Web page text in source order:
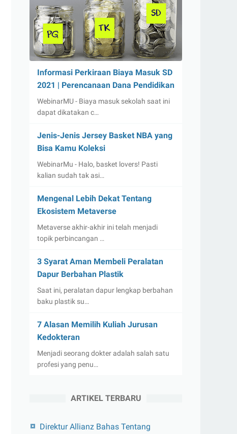
Informasi Perkiraan Biaya Masuk SD
2021 | Perencanaan Dana Pendidikan
WebinarMU - Biaya masuk sekolah saat ini
dapat dikatakan c…
Jenis-Jenis Jersey Basket NBA yang
Bisa Kamu Koleksi
WebinarMu - Halo, basket lovers! Pasti
kalian sudah tak asi…
Mengenal Lebih Dekat Tentang
Ekosistem Metaverse
Metaverse akhir-akhir ini telah menjadi
topik perbincangan …
3 Syarat Aman Membeli Peralatan
Dapur Berbahan Plastik
Saat ini, peralatan dapur lengkap berbahan
baku plastik su…
7 Alasan Memilih Kuliah Jurusan
Kedokteran
Menjadi seorang dokter adalah salah satu
profesi yang penu…
ARTIKEL TERBARU
Direktur Allianz Bahas Tentang